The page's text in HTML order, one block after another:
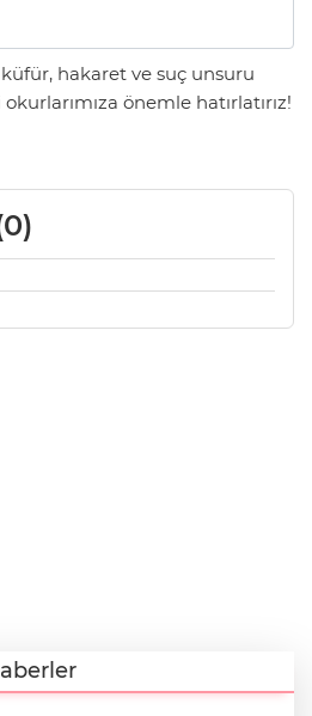
hakaret ve suç unsuru
önemle hatırlatırız!
0)